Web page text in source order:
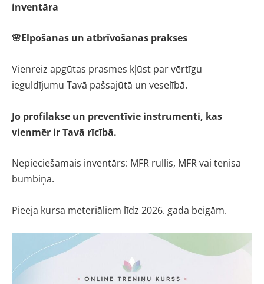
inventāra
🌸Elpošanas un atbrīvošanas prakses
Vienreiz apgūtas prasmes kļūst par vērtīgu
ieguldījumu Tavā pašsajūtā un veselībā.
Jo profilakse un preventīvie instrumenti, kas
vienmēr ir Tavā rīcībā.
Nepieciešamais inventārs: MFR rullis, MFR vai tenisa
bumbiņa.
Pieeja kursa meteriāliem līdz 2026. gada beigām.